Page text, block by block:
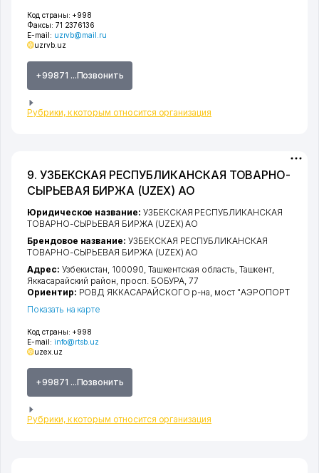
Код страны: +998
Факсы: 71 2376136
E-mail: uzrvb@mail.ru
uzrvb.uz
+99871 ...Позвонить
Рубрики, к которым относится организация
9. УЗБЕКСКАЯ РЕСПУБЛИКАНСКАЯ ТОВАРНО-
СЫРЬЕВАЯ БИРЖА (UZEX) АО
Код страны: +998
E-mail: info@rtsb.uz
uzex.uz
+99871 ...Позвонить
Рубрики, к которым относится организация
Юридическое название: УЗБЕКСКАЯ РЕСПУБЛИКАНСКАЯ
ТОВАРНО-СЫРЬЕВАЯ БИРЖА (UZEX) АО
Брендовое название: УЗБЕКСКАЯ РЕСПУБЛИКАНСКАЯ
ТОВАРНО-СЫРЬЕВАЯ БИРЖА (UZEX) АО
Адрес: Узбекистан, 100090, Ташкентская область Ташкент
Яккасарайский район просп. БОБУРА , 77
Ориентир: РОВД ЯККАСАРАЙСКОГО р-на, мост "АЭРОПОРТ
Показать на карте